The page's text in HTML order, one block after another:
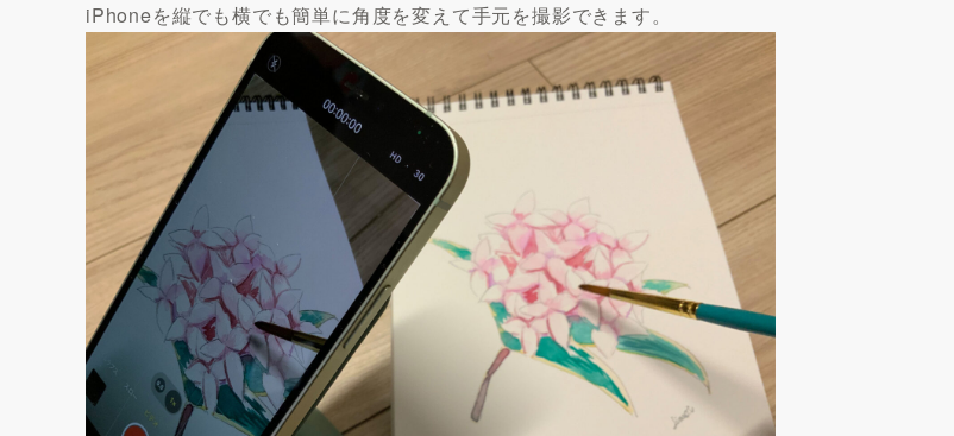
iPhoneを縦でも横でも簡単に角度を変えて手元を撮影できます。